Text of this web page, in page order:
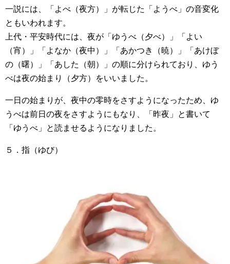
一説には、「よべ（夜方）」が転じた「ようべ」の音変化
ともいわれます。
上代・平安時代には、夜が「ゆうべ（夕べ）」「よい
（宵）」「よなか（夜中）」「あかつき（暁）」「あけぼ
の（曙）」「あした（朝）」の順に分けられており、ゆう
べは夜の始まり（夕方）をいいました。
一日の始まりが、夜中の零時をさすようになったため、ゆ
うべは前日の夜をさすようにもなり、「昨夜」と書いて
「ゆうべ」と読ませるようになりました。
５．指（ゆび）